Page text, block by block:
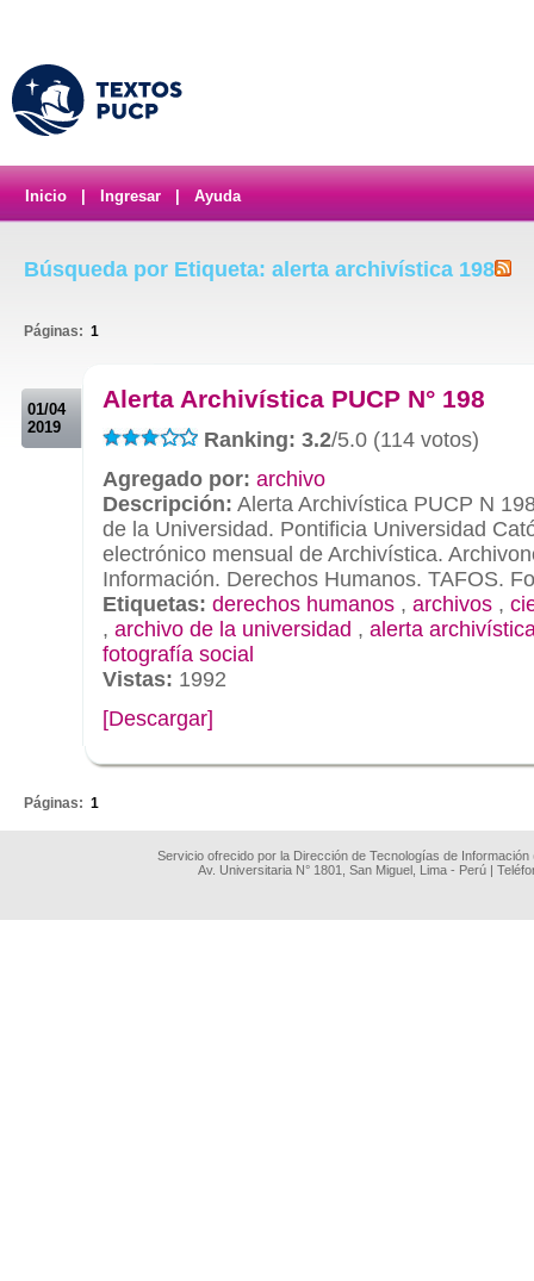
Inicio Ingresar Ayuda
Búsqueda por Etiqueta: alerta archivística 198
Páginas: 1
01/04
2019
Alerta Archivística PUCP N° 198
Ranking: 3.2/5.0 (114 votos)
Agregado por: archivo
Descripción: Alerta Archivística PUCP N
de la Universidad. Pontificia Universidad
electrónico mensual de Archivística.
Información. Derechos Humanos. TAFOS.
Etiquetas: derechos humanos , archivos ,
, archivo de la universidad , alerta
fotografía social
Vistas: 1992
[Descargar]
Páginas: 1
Servicio ofrecido por la Dirección de Tecnologías de
Av. Universitaria N° 1801, San Miguel, Lima - Perú |